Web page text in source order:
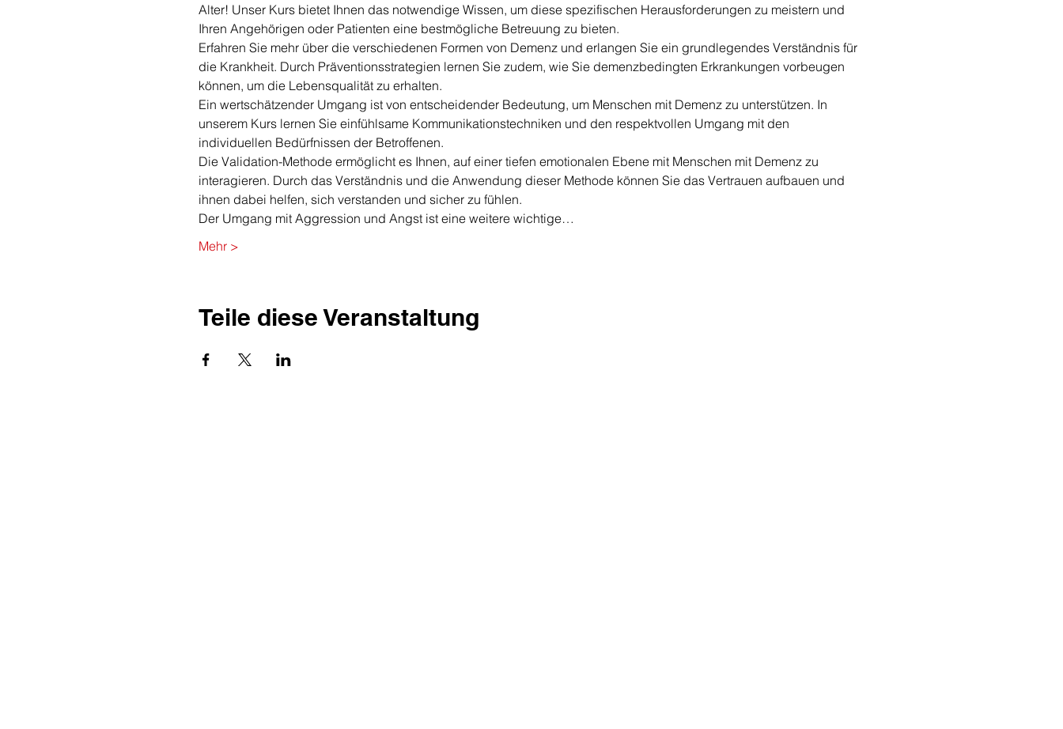
Alter! Unser Kurs bietet Ihnen das notwendige Wissen, um diese spezifischen Herausforderungen zu meistern und
Ihren Angehörigen oder Patienten eine bestmögliche Betreuung zu bieten.
Erfahren Sie mehr über die verschiedenen Formen von Demenz und erlangen Sie ein grundlegendes Verständnis für
die Krankheit. Durch Präventionsstrategien lernen Sie zudem, wie Sie demenzbedingten Erkrankungen vorbeugen
können, um die Lebensqualität zu erhalten.
Ein wertschätzender Umgang ist von entscheidender Bedeutung, um Menschen mit Demenz zu unterstützen. In
unserem Kurs lernen Sie einfühlsame Kommunikationstechniken und den respektvollen Umgang mit den
individuellen Bedürfnissen der Betroffenen.
Die Validation-Methode ermöglicht es Ihnen, auf einer tiefen emotionalen Ebene mit Menschen mit Demenz zu
interagieren. Durch das Verständnis und die Anwendung dieser Methode können Sie das Vertrauen aufbauen und
ihnen dabei helfen, sich verstanden und sicher zu fühlen.
Der Umgang mit Aggression und Angst ist eine weitere wichtige…
Mehr >
Teile diese Veranstaltung